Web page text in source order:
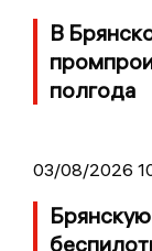
В
полгода
03/08/2026